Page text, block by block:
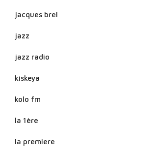
jacques brel
jazz
jazz radio
kiskeya
kolo fm
la 1ère
la premiere